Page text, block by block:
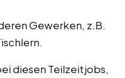
Gewerken, z.B.
diesen Teilzeitjobs,